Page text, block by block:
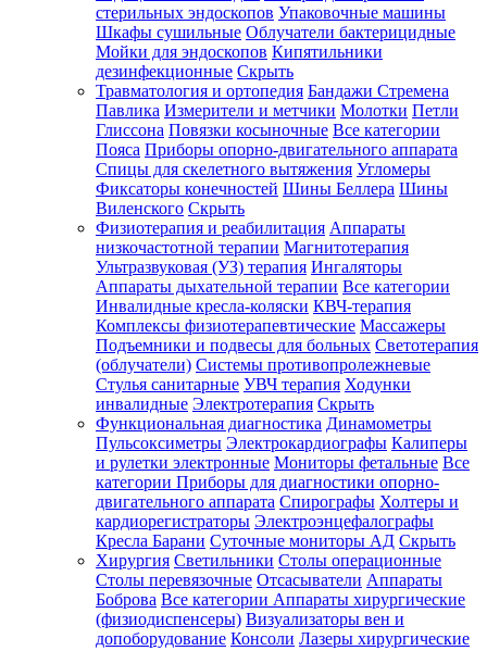
стерильных эндоскопов Упаковочные машины
Шкафы сушильные Облучатели бактерицидные
Мойки для эндоскопов Кипятильники
дезинфекционные Скрыть
Травматология и ортопедия Бандажи Стремена
Павлика Измерители и метчики Молотки Петли
Глиссона Повязки косыночные Все категории
Пояса Приборы опорно-двигательного аппарата
Спицы для скелетного вытяжения Угломеры
Фиксаторы конечностей Шины Беллера Шины
Виленского Скрыть
Физиотерапия и реабилитация Аппараты
низкочастотной терапии Магнитотерапия
Ультразвуковая (УЗ) терапия Ингаляторы
Аппараты дыхательной терапии Все категории
Инвалидные кресла-коляски КВЧ-терапия
Комплексы физиотерапевтические Массажеры
Подъемники и подвесы для больных Светотерапия
(облучатели) Системы противопролежневые
Стулья санитарные УВЧ терапия Ходунки
инвалидные Электротерапия Скрыть
Функциональная диагностика Динамометры
Пульсоксиметры Электрокардиографы Калиперы
и рулетки электронные Мониторы фетальные Все
категории Приборы для диагностики опорно-
двигательного аппарата Спирографы Холтеры и
кардиорегистраторы Электроэнцефалографы
Кресла Барани Суточные мониторы АД Скрыть
Хирургия Светильники Столы операционные
Столы перевязочные Отсасыватели Аппараты
Боброва Все категории Аппараты хирургические
(физиодиспенсеры) Визуализаторы вен и
допоборудование Консоли Лазеры хирургические